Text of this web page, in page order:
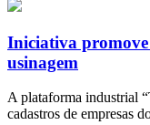
Iniciativa promove
usinagem
A plataforma industrial
cadastros de empresas